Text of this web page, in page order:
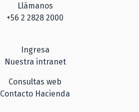
Llámanos
+56 2 2828 2000
Ingresa
Nuestra intranet
Consultas web
Contacto Hacienda